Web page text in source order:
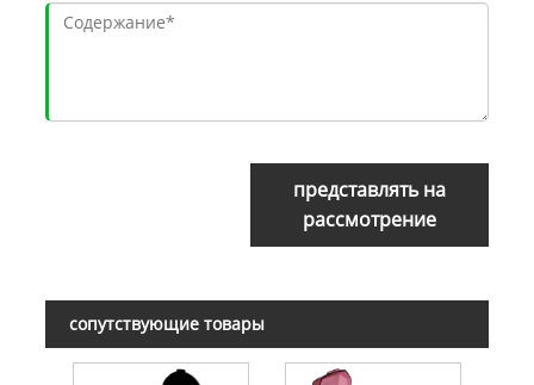
представлять на
рассмотрение
сопутствующие товары